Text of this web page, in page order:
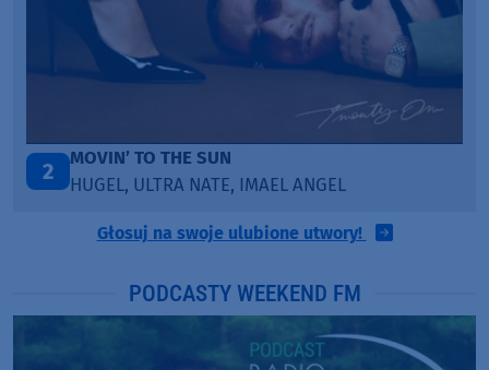
MOVIN’ TO THE SUN
HUGEL, ULTRA NATE, IMAEL ANGEL
Głosuj na swoje ulubione utwory!
PODCASTY WEEKEND FM